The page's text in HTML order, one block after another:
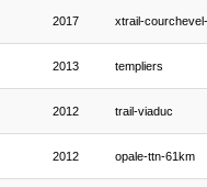
2017 xtrail-
2013 templiers
2012 trail-viaduc
2012 opale-ttn-61km